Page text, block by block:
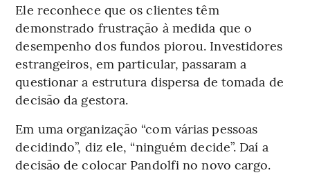
Ele reconhece que os clientes têm
demonstrado frustração à medida que o
desempenho dos fundos piorou. Investidores
estrangeiros, em particular, passaram a
questionar a estrutura dispersa de tomada de
decisão da gestora.
Em uma organização “com várias pessoas
decidindo”, diz ele, “ninguém decide”. Daí a
decisão de colocar Pandolfi no novo cargo.